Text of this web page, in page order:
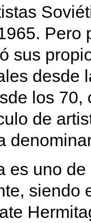
Pero
sus
desde
los
de
es uno
siendo